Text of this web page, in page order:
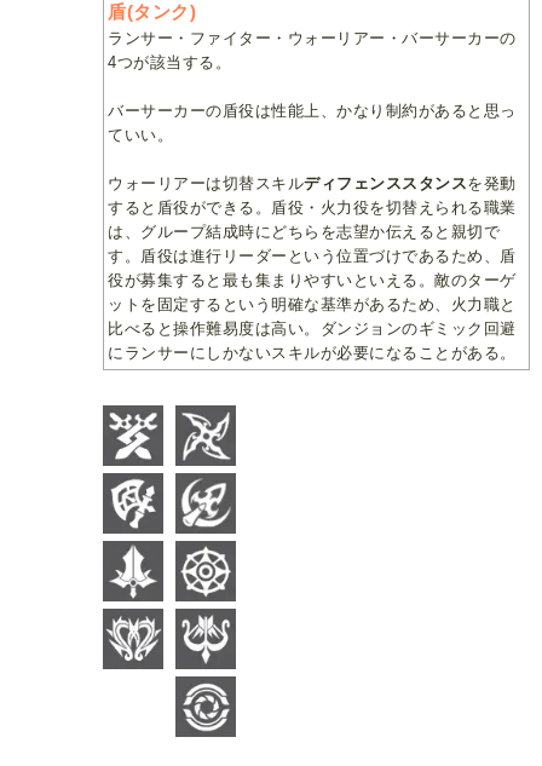
盾(タンク)
ランサー・ファイター・ウォーリアー・バーサーカーの
4つが該当する。
バーサーカーの盾役は性能上、かなり制約があると思っ
ていい。
ウォーリアーは切替スキルディフェンススタンスを発動
すると盾役ができる。盾役・火力役を切替えられる職業
は、グループ結成時にどちらを志望か伝えると親切で
す。盾役は進行リーダーという位置づけであるため、盾
役が募集すると最も集まりやすいといえる。敵のターゲ
ットを固定するという明確な基準があるため、火力職と
比べると操作難易度は高い。ダンジョンのギミック回避
にランサーにしかないスキルが必要になることがある。